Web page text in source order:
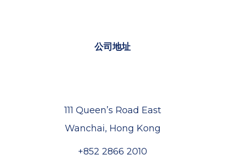
公司地址
111 Queen’s Road East
Wanchai, Hong Kong
+852 2866 2010